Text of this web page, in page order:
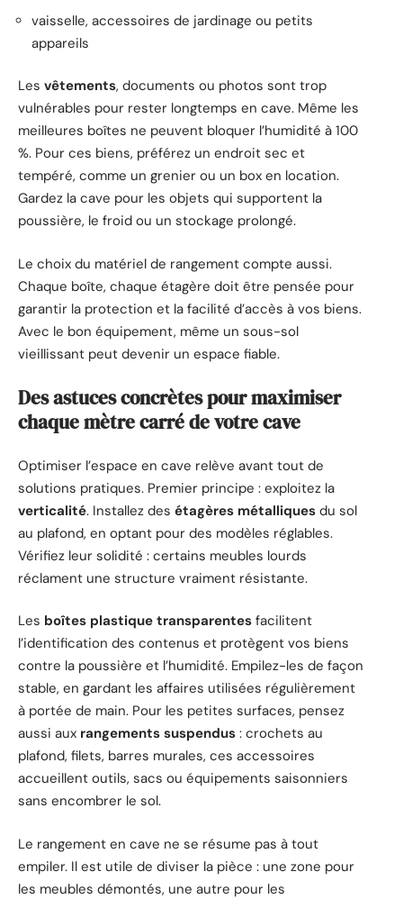
vaisselle, accessoires de jardinage ou petits
appareils
Les vêtements, documents ou photos sont trop
vulnérables pour rester longtemps en cave. Même les
meilleures boîtes ne peuvent bloquer l’humidité à 100
%. Pour ces biens, préférez un endroit sec et
tempéré, comme un grenier ou un box en location.
Gardez la cave pour les objets qui supportent la
poussière, le froid ou un stockage prolongé.
Le choix du matériel de rangement compte aussi.
Chaque boîte, chaque étagère doit être pensée pour
garantir la protection et la facilité d’accès à vos biens.
Avec le bon équipement, même un sous-sol
vieillissant peut devenir un espace fiable.
Des astuces concrètes pour maximiser
chaque mètre carré de votre cave
Optimiser l’espace en cave relève avant tout de
solutions pratiques. Premier principe : exploitez la
verticalité. Installez des étagères métalliques du sol
au plafond, en optant pour des modèles réglables.
Vérifiez leur solidité : certains meubles lourds
réclament une structure vraiment résistante.
Les boîtes plastique transparentes facilitent
l’identification des contenus et protègent vos biens
contre la poussière et l’humidité. Empilez-les de façon
stable, en gardant les affaires utilisées régulièrement
à portée de main. Pour les petites surfaces, pensez
aussi aux rangements suspendus : crochets au
plafond, filets, barres murales, ces accessoires
accueillent outils, sacs ou équipements saisonniers
sans encombrer le sol.
Le rangement en cave ne se résume pas à tout
empiler. Il est utile de diviser la pièce : une zone pour
les meubles démontés, une autre pour les